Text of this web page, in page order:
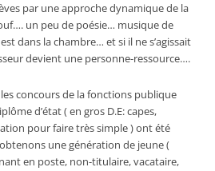
par une approche dynamique de la
un peu de poésie… musique de
dans la chambre… et si il ne s’agissait
devient une personne-ressource….
concours de la fonctions publique
d’état ( en gros D.E: capes,
pour faire très simple ) ont été
une génération de jeune (
en poste, non-titulaire, vacataire,